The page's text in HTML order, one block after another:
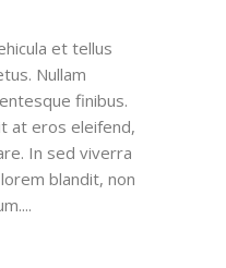
et tellus
Nullam
finibus.
at eros eleifend,
In sed viverra
blandit, non